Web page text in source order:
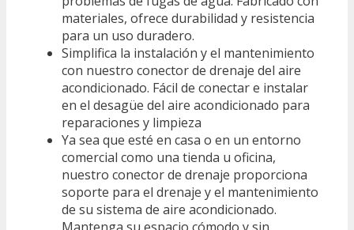
materiales, ofrece durabilidad y resistencia
para un uso duradero.
Simplifica la instalación y el mantenimiento
con nuestro conector de drenaje del aire
acondicionado. Fácil de conectar e instalar
en el desagüe del aire acondicionado para
reparaciones y limpieza
Ya sea que esté en casa o en un entorno
comercial como una tienda u oficina,
nuestro conector de drenaje proporciona
soporte para el drenaje y el mantenimiento
de su sistema de aire acondicionado.